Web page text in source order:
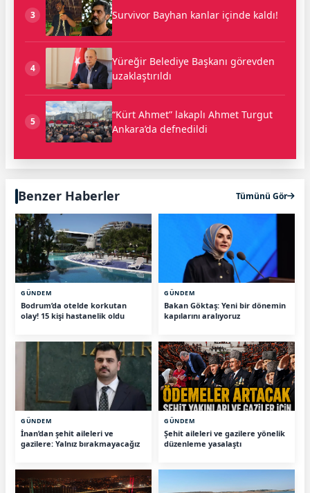
3 Survivor Bayhan kanlar içinde kaldı!
4
Yüreğir Belediye Başkanı görevden
uzaklaştırıldı
5
“Kürt Ahmet” lakaplı Ahmet Turgut
Ankara’da defnedildi
Benzer Haberler Tümünü Gör
GÜNDEM
Bodrum’da otelde korkutan
olay! 15 kişi hastanelik oldu
GÜNDEM
Bakan Göktaş: Yeni bir dönemin
kapılarını aralıyoruz
GÜNDEM
İnan’dan şehit aileleri ve
gazilere: Yalnız bırakmayacağız
GÜNDEM
Şehit aileleri ve gazilere yönelik
düzenleme yasalaştı